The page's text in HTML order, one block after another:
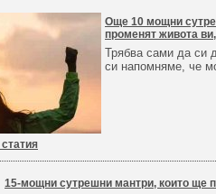
Още 10 мощни
променят живота
Трябва сами да си
си напомняме, че
15-мощни сутрешни мантри, които ще